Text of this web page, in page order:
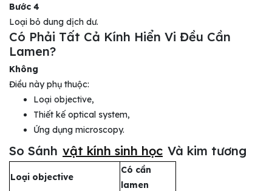
Bước 4
Loại bỏ dung dịch dư.
Có Phải Tất Cả Kính Hiển Vi Đều Cần
Lamen?
Không
Điều này phụ thuộc:
Loại objective,
Thiết kế optical system,
Ứng dụng microscopy.
So Sánh vật kính sinh học Và kim tương
Loại objective
Có cần
lamen